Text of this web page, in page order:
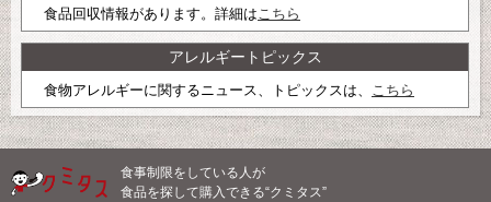
食品回収情報があります。詳細はこちら
アレルギートピックス
食物アレルギーに関するニュース、トピックスは、 こちら
食事制限をしている人が
食品を探して購入できる“クミタス”